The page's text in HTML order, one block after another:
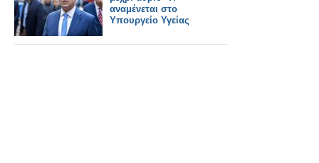
αναμένεται στο
Υπουργείο Υγείας